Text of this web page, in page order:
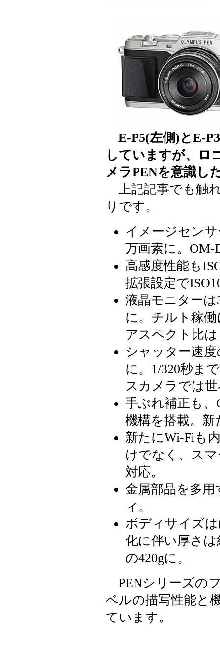
E-P5(左側)とE-
していますが、ロ
メラPENを意識し
上記記事でも触
りです。
イメージセンサ
万画素に。OM-
高感度性能も
拡張設定で
液晶モニターは
に。チルト稼
アスペクト比
シャッター速度
に。1/320秒ま
スカメラでは
手ぶれ補正も、
機構を搭載。
新たにWi-Fiも
けでなく、ス
対応。
金属部品を多
ィ。
ボディサイズ
化に伴い厚さは
の420gに。
PENシリーズの
ベルの描写性能と
ています。